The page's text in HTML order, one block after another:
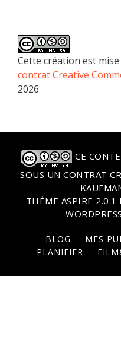
Cette création est
contrat Creative
2026
CE
SOUS UN CONTRAT
THÈME ASPIRE 2.0.1
WORDPRESS
BLOG MES
PLANIFIER